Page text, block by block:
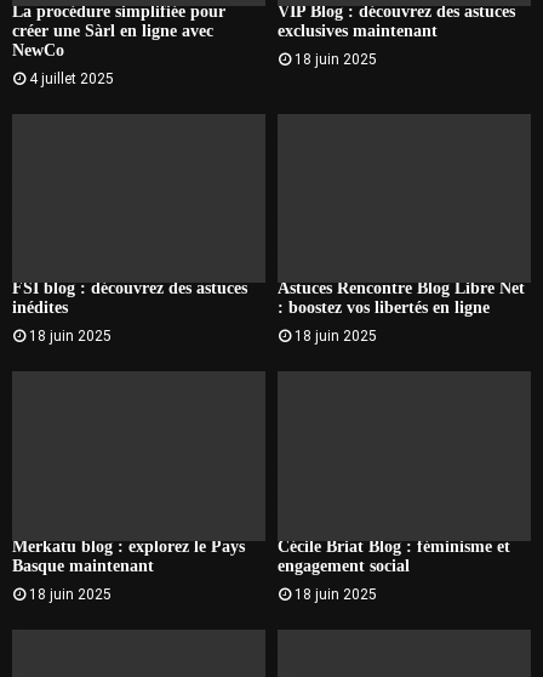
La procédure simplifiée pour
créer une Sàrl en ligne avec
NewCo
4 juillet 2025
VIP Blog : découvrez des astuces
exclusives maintenant
18 juin 2025
FSI blog : découvrez des astuces
inédites
18 juin 2025
Astuces Rencontre Blog Libre Net
: boostez vos libertés en ligne
18 juin 2025
Merkatu blog : explorez le Pays
Basque maintenant
18 juin 2025
Cécile Briat Blog : féminisme et
engagement social
18 juin 2025